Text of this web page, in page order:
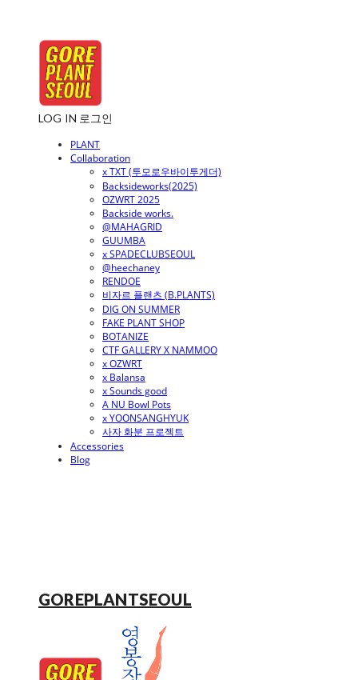
LOG IN 로그인
PLANT
Collaboration
x TXT (투모로우바이투게더)
Backsideworks(2025)
OZWRT 2025
Backside works.
@MAHAGRID
GUUMBA
x SPADECLUBSEOUL
@heechaney
RENDOE
비자르 플랜츠 (B.PLANTS)
DIG ON SUMMER
FAKE PLANT SHOP
BOTANIZE
CTF GALLERY X NAMMOO
x OZWRT
x Balansa
x Sounds good
A NU Bowl Pots
x YOONSANGHYUK
사자 화분 프로젝트
Accessories
Blog
GOREPLANTSEOUL